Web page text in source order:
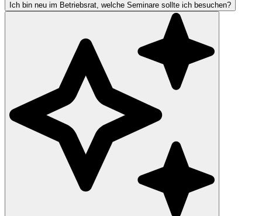
Ich bin neu im Betriebsrat, welche Seminare sollte ich besuchen?